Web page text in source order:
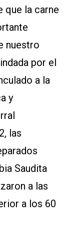
que la carne
nuestro
por el
a la
y
las
Saudita
a las
a los 60